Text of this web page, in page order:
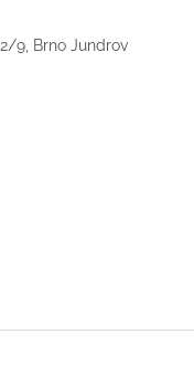
9, Brno Jundrov